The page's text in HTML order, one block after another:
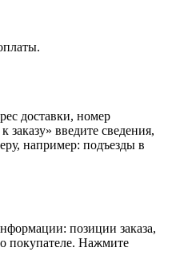
доставки, номер
введите сведения,
например: подъезды в
позиции заказа,
покупателе. Нажмите